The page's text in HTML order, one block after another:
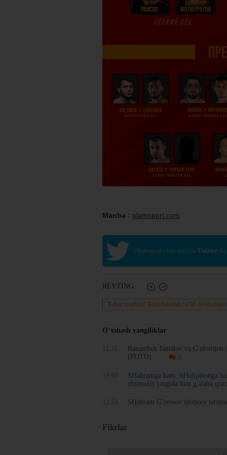
Manba : olamsport.com
Olamsport.com saytini Twitter
REYTING:
Xabar yoqdimi? Birinchilardan bo'lib
O’xshash yangiliklar
Razambek Jamalov va
(FOTO)
0
SHahramga ham, SHohjahonga
ehtimoliy jangida kim g'alaba
SHahram G'iyosov ijtimoiy
Fikrlar